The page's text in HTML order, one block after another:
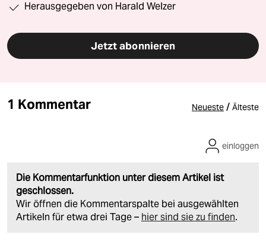
Herausgegeben von Harald Welzer
Jetzt abonnieren
1 Kommentar Neueste / Älteste
Die Kommentarfunktion unter diesem Artikel ist
geschlossen.
Wir öffnen die Kommentarspalte bei ausgewählten
Artikeln für etwa drei Tage – hier sind sie zu finden.
einloggen